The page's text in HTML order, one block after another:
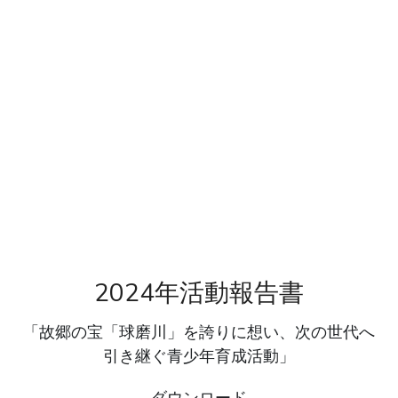
2024年活動報告書
「故郷の宝「球磨川」を誇りに想い、次の世代へ
引き継ぐ青少年育成活動」